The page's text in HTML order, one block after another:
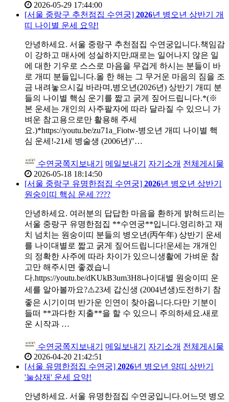
2026-05-29 17:44:00
[서울 중랑구 추천점집 수연궁] 2026년 병오년 상반기 개
띠 나이별 운세 요약!
안녕하세요. 서울 중랑구 추천점집 수연궁입니다.책임감
이 강하고 매사에 성실하지만,때로는 일어나지 않은 일
에 대한 기우로 스스로 마음을 무겁게 하시는 분들이 바
로 개띠 분들입니다.올 한 해는 그 무거운 마음의 짐을 조
금 내려놓으시길 바라며,병오년(2026년) 상반기 개띠 분
들의 나이별 핵심 운기를 짧고 굵게 짚어드립니다.*(※
본 운세는 개인의 사주팔자에 따라 달라질 수 있으니 가
벼운 참고용으로만 활용해 주세
요.)*https://youtu.be/zu71a_Fiotw-병오년 개띠 나이별 핵
심 운세!-21세 병술생 (2006년)"…
수연궁쪽지보내기 메일보내기 자기소개 전체게시물
2026-05-18 18:14:50
[서울 중랑구 유명한점집 수연궁] 2026년 병오년 상반기
원숭이띠 핵심 운세 ????
안녕하세요. 여러분의 답답한 마음을 환하게 밝혀드리는
서울 중랑구 유명한점집 **수연궁**입니다.영리하고 재
치 넘치는 원숭이띠 분들의 병오년(丙午年) 상반기 운세
를 나이대별로 짧고 굵게 짚어드립니다!운세는 개개인
의 정확한 사주에 따라 차이가 있으니생활에 가벼운 참
고만 해주시면 좋겠습니
다.https://youtu.be/dKUkB3um3H8나이대별 원숭이띠 운
세를 알아볼까요?⚠️23세 갑신생 (2004년생)도전하기 참
좋은 시기이며 반가운 인연이 찾아옵니다.다만 기분이
들떠 **과다한 지출**을 할 수 있으니 주의하세요.새로
운 시작과 …
수연궁쪽지보내기 메일보내기 자기소개 전체게시물
2026-04-20 21:42:51
[서울 유명한점집 수연궁] 2026년 병오년 양띠 상반기
'눌삼재' 운세 요약!
안녕하세요. 서울 유명한점집 수연궁입니다.어느덧 병오